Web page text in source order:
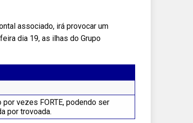
associado, irá provocar um
dia 19, as ilhas do Grupo
por vezes FORTE, podendo ser
por trovoada.